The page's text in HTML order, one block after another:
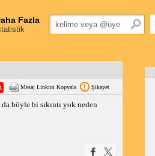
Fazla
Mesaj Linkini Kopyala Şikayet
böyle bi sıkıntı yok neden